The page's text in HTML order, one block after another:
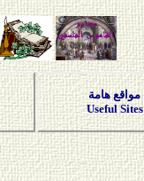
مواقع هامة
Useful Sites